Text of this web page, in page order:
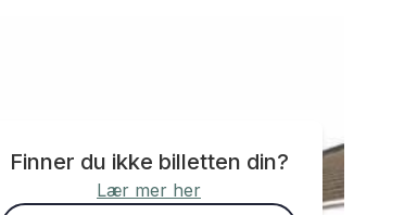
Finner du ikke billetten din?
Lær mer her